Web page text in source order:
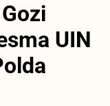
UIN